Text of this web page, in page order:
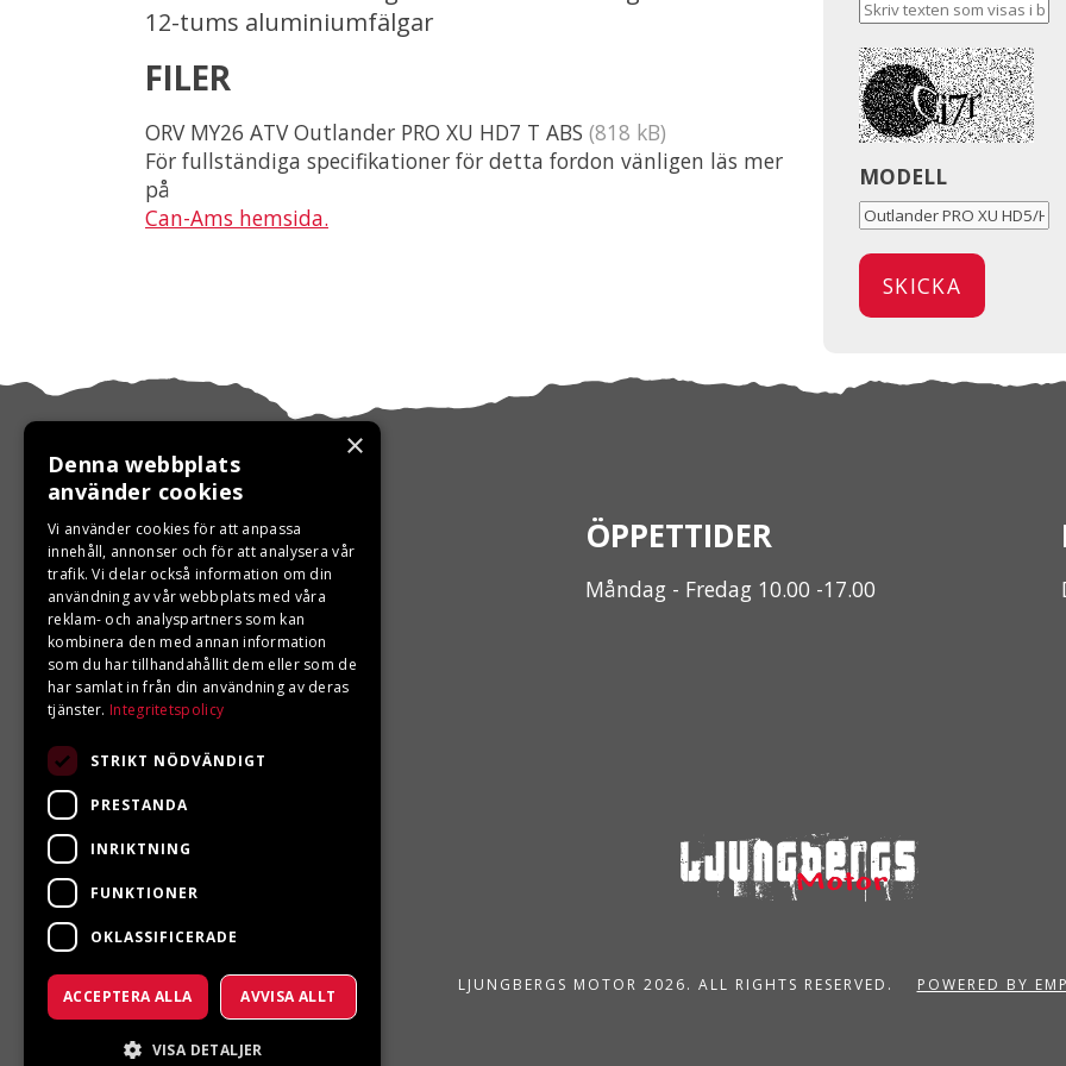
12-tums aluminiumfälgar
FILER
ORV MY26 ATV Outlander PRO XU HD7 T ABS (818 kB)
För fullständiga specifikationer för detta fordon vänligen läs mer
på
Can-Ams hemsida.
MODELL
KONTAKTA OSS
Ångra ditt köp
0680-103 60
info@ljungbergsmotor.se
Kolgatan 1C, 842 31 Sveg
ÖPPETTIDER
Måndag - Fredag 10.00 -17.00
LJUNGBERGS MOTOR 2026. ALL RIGHTS RESERVED. POWERED BY
×
Denna webbplats
använder cookies
Vi använder cookies för att anpassa
innehåll, annonser och för att analysera vår
trafik. Vi delar också information om din
användning av vår webbplats med våra
reklam- och analyspartners som kan
kombinera den med annan information
som du har tillhandahållit dem eller som de
har samlat in från din användning av deras
tjänster. Integritetspolicy
STRIKT NÖDVÄNDIGT
PRESTANDA
INRIKTNING
FUNKTIONER
OKLASSIFICERADE
ACCEPTERA ALLA AVVISA ALLT
VISA DETALJER